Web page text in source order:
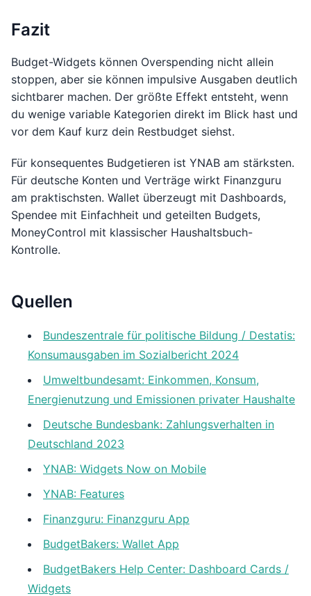
Fazit
Budget-Widgets können Overspending nicht allein
stoppen, aber sie können impulsive Ausgaben deutlich
sichtbarer machen. Der größte Effekt entsteht, wenn
du wenige variable Kategorien direkt im Blick hast und
vor dem Kauf kurz dein Restbudget siehst.
Für konsequentes Budgetieren ist YNAB am stärksten.
Für deutsche Konten und Verträge wirkt Finanzguru
am praktischsten. Wallet überzeugt mit Dashboards,
Spendee mit Einfachheit und geteilten Budgets,
MoneyControl mit klassischer Haushaltsbuch-
Kontrolle.
Quellen
Bundeszentrale für politische Bildung / Destatis:
Konsumausgaben im Sozialbericht 2024
Umweltbundesamt: Einkommen, Konsum,
Energienutzung und Emissionen privater Haushalte
Deutsche Bundesbank: Zahlungsverhalten in
Deutschland 2023
YNAB: Widgets Now on Mobile
YNAB: Features
Finanzguru: Finanzguru App
BudgetBakers: Wallet App
BudgetBakers Help Center: Dashboard Cards /
Widgets